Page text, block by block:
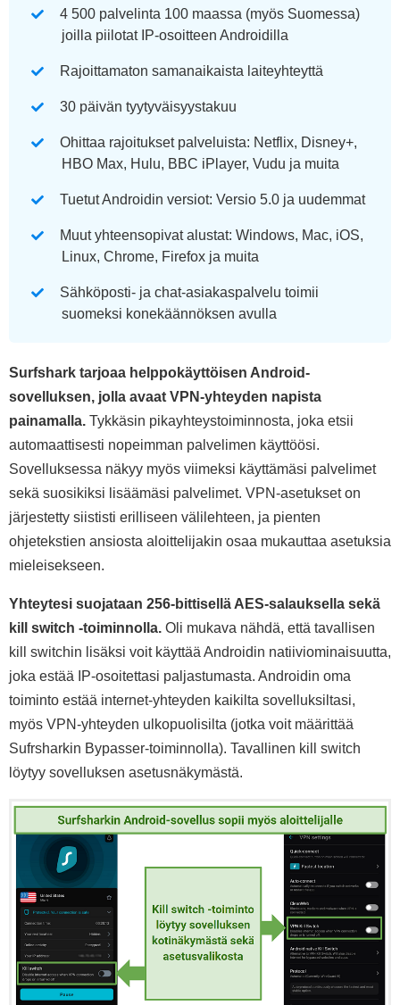
4 500 palvelinta 100 maassa (myös Suomessa)
joilla piilotat IP-osoitteen Androidilla
Rajoittamaton samanaikaista laiteyhteyttä
30 päivän tyytyväisyystakuu
Ohittaa rajoitukset palveluista: Netflix, Disney+,
HBO Max, Hulu, BBC iPlayer, Vudu ja muita
Tuetut Androidin versiot: Versio 5.0 ja uudemmat
Muut yhteensopivat alustat: Windows, Mac, iOS,
Linux, Chrome, Firefox ja muita
Sähköposti- ja chat-asiakaspalvelu toimii
suomeksi konekäännöksen avulla
Surfshark tarjoaa helppokäyttöisen Android-
sovelluksen, jolla avaat VPN-yhteyden napista
painamalla. Tykkäsin pikayhteystoiminnosta, joka etsii
automaattisesti nopeimman palvelimen käyttöösi.
Sovelluksessa näkyy myös viimeksi käyttämäsi palvelimet
sekä suosikiksi lisäämäsi palvelimet. VPN-asetukset on
järjestetty siististi erilliseen välilehteen, ja pienten
ohjetekstien ansiosta aloittelijakin osaa mukauttaa asetuksia
mieleisekseen.
Yhteytesi suojataan 256-bittisellä AES-salauksella sekä
kill switch -toiminnolla. Oli mukava nähdä, että tavallisen
kill switchin lisäksi voit käyttää Androidin natiiviominaisuutta,
joka estää IP-osoitettasi paljastumasta. Androidin oma
toiminto estää internet-yhteyden kaikilta sovelluksiltasi,
myös VPN-yhteyden ulkopuolisilta (jotka voit määrittää
Sufrsharkin Bypasser-toiminnolla). Tavallinen kill switch
löytyy sovelluksen asetusnäkymästä.